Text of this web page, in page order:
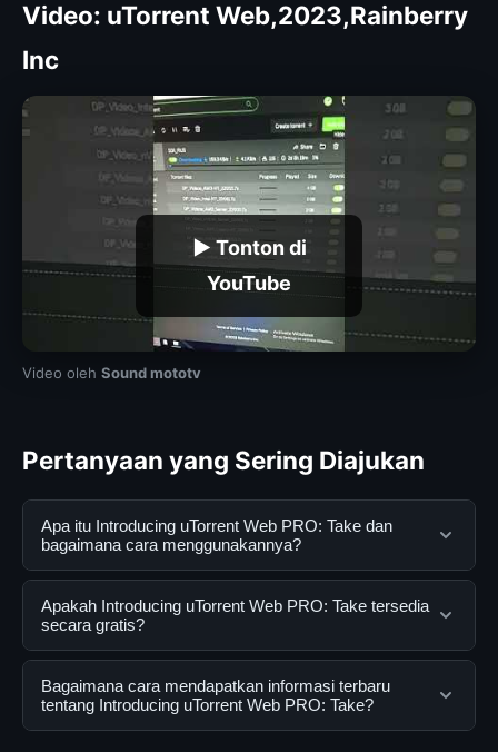
Video: uTorrent Web,2023,Rainberry
Inc
▶ Tonton di
YouTube
Video oleh Sound mototv
Pertanyaan yang Sering Diajukan
Apa itu Introducing uTorrent Web PRO: Take dan
bagaimana cara menggunakannya?
Introducing uTorrent Web PRO: Take adalah layanan
digital yang dirancang untuk membantu pengguna
mendapatkan informasi lengkap dan terpercaya. Anda
dapat menggunakannya dengan mengunjungi situs
resmi dan mengikuti panduan yang tersedia.
Apakah Introducing uTorrent Web PRO: Take tersedia
secara gratis?
Ya, Introducing uTorrent Web PRO: Take dapat diakses
secara gratis oleh semua pengguna. Tidak ada biaya
tersembunyi atau langganan yang diperlukan untuk
Bagaimana cara mendapatkan informasi terbaru
tentang Introducing uTorrent Web PRO: Take?